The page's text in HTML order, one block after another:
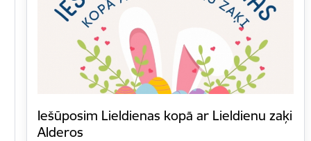
Iešūposim Lieldienas kopā ar Lieldienu zaķi
Alderos